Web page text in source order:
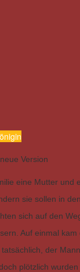
Version
eine Mutter und
sie sollen in
sich auf den
Auf einmal
der
plötzlich